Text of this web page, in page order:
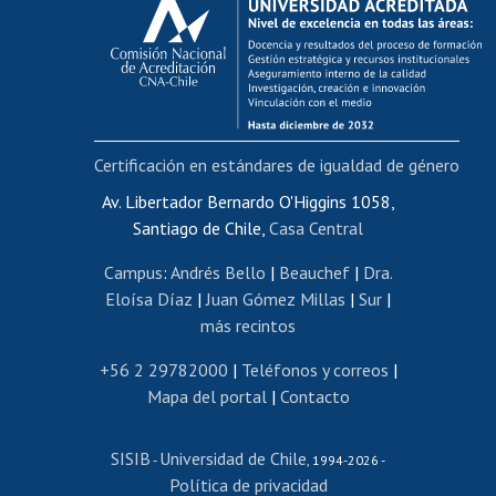
Postulación al AUCAI
Funcionarias/os
Cursos internos de capacitación
Bienestar del personal
Portal de movilidad interna
Certificado de renta
Certificado de renta honorarios
Editar páginas blancas
Extranjeras/os
Revalidación y reconocimiento de títulos
Postulación al Programa de Movilidad Estudiantil
Cursos de español
Av. Libertador Bernardo O'Higgins 1058,
Santiago de Chile, Casa Central
Campus: Andrés Bello | Beauchef| Dra.
Eloísa Díaz |Juan Gómez Millas | Sur |
más recintos
+56 2 29782000 | Teléfonos y correos |
Mapa del portal| Contacto
SISIB - Universidad de Chile, 1994-2026 -
Política de privacidad
Certificación en estándares de igualdad de género